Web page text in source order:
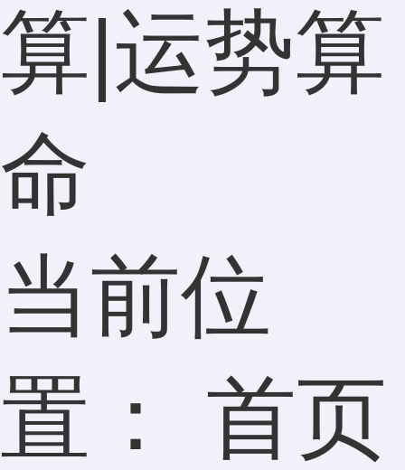
算|运势算
命
当前位
置： 首页